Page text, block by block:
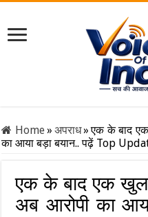
Home» अपराध» एक के बाद
का आया बड़ा बयान.. पढ़ें Top
एक के बाद एक खुल
अब आरोपी का